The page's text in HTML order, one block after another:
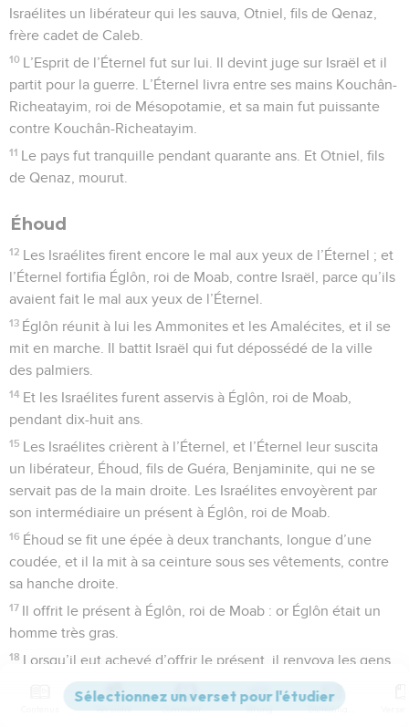
Israélites un libérateur qui les sauva, Otniel, fils de Qenaz,
frère cadet de Caleb.
10 L’Esprit de l’Éternel fut sur lui. Il devint juge sur Israël et il
partit pour la guerre. L’Éternel livra entre ses mains Kouchân-
Richeatayim, roi de Mésopotamie, et sa main fut puissante
contre Kouchân-Richeatayim.
11 Le pays fut tranquille pendant quarante ans. Et Otniel, fils
de Qenaz, mourut.
Éhoud
12 Les Israélites firent encore le mal aux yeux de l’Éternel ; et
l’Éternel fortifia Églôn, roi de Moab, contre Israël, parce qu’ils
avaient fait le mal aux yeux de l’Éternel.
13 Églôn réunit à lui les Ammonites et les Amalécites, et il se
mit en marche. Il battit Israël qui fut dépossédé de la ville
des palmiers.
14 Et les Israélites furent asservis à Églôn, roi de Moab,
pendant dix-huit ans.
15 Les Israélites crièrent à l’Éternel, et l’Éternel leur suscita
un libérateur, Éhoud, fils de Guéra, Benjaminite, qui ne se
servait pas de la main droite. Les Israélites envoyèrent par
son intermédiaire un présent à Églôn, roi de Moab.
16 Éhoud se fit une épée à deux tranchants, longue d’une
coudée, et il la mit à sa ceinture sous ses vêtements, contre
sa hanche droite.
17 Il offrit le présent à Églôn, roi de Moab : or Églôn était un
homme très gras.
18 Lorsqu’il eut achevé d’offrir le présent, il renvoya les gens
qui l’avaient apporté.
Il revint lui-même des carrières près de Guilgal, et il dit : O
Versions Commentaires Strong